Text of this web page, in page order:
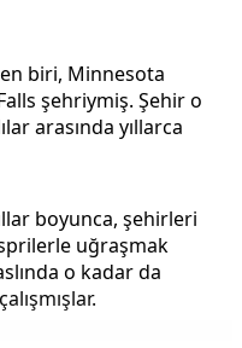
biri, Minnesota
şehriymiş. Şehir o
arasında yıllarca
boyunca, şehirleri
uğraşmak
o kadar da